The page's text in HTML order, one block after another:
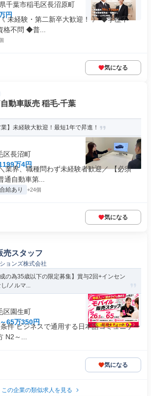
千葉市稲毛区長沼原町
円
未経験・第二新卒大歓迎！ 》 ◆学歴不
格不問 ◆普...
気になる
動車販売 稲毛-千葉
業】未経験大歓迎！最短1年で昇進！
区長沼町
万4円
業界、職種問わず未経験者歓迎／ 【必須
通自動車第...
給あり +24個
気になる
売スタッフ
ョンズ株式会社
の為35歳以下の限定募集】賞与2回+インセン
/ノルマ...
区園生町
65万350円
件 ビジネスで通用する日本語コミュニケー
N2～...
気になる
この企業の類似求人を見る